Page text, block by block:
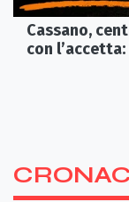
Cassano,
con